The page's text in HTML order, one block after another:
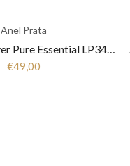
Anel Prata
Anel Lotus Silver Pure Essential LP3446-3/1 Mulher Prata
€49,00